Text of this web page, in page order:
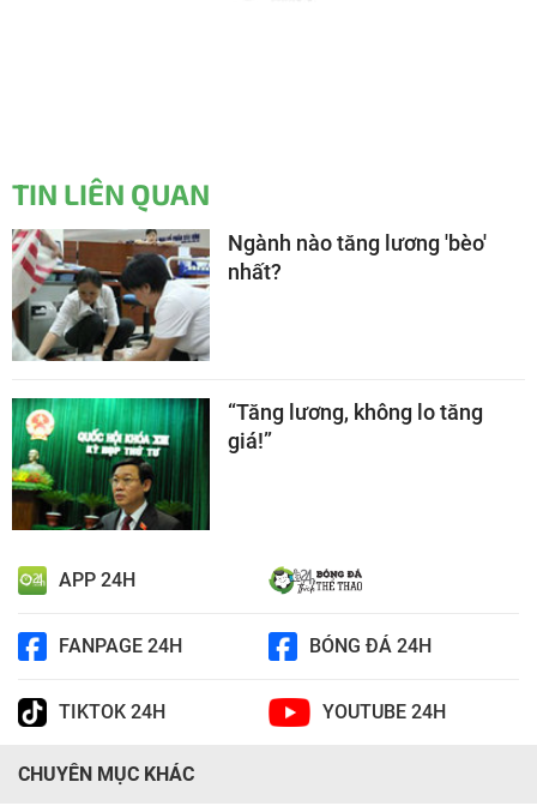
TIN LIÊN QUAN
Ngành nào tăng lương 'bèo'
nhất?
“Tăng lương, không lo tăng
giá!”
APP 24H
FANPAGE 24H BÓNG ĐÁ 24H
TIKTOK 24H YOUTUBE 24H
CHUYÊN MỤC KHÁC